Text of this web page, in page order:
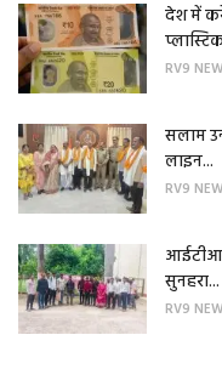
देश में
RV9
सलाम
लाइन...
RV9
सुनहरा...
RV9